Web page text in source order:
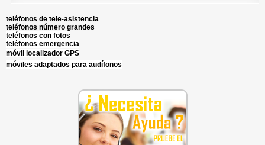
teléfonos de tele-asistencia
teléfonos número grandes
teléfonos con fotos
teléfonos emergencia
móvil localizador GPS
móviles adaptados para audífonos